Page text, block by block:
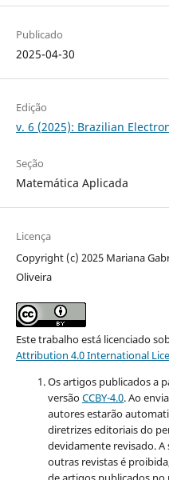
Publicado
2025-04-30
Edição
v. 6 (2025): Brazilian
Seção
Matemática Aplicada
Licença
Copyright (c) 2025 Mariana
Oliveira
Este trabalho está licenciado
Attribution 4.0 International
Os artigos publicados a
versãoCCBY-4.0. Ao
autores estarão
diretrizes editoriais do
devidamente revisado.
outras revistas é